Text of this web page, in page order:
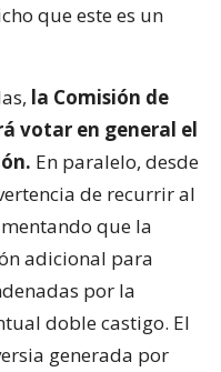
que este es un
la Comisión de
votar en general el
En paralelo, desde
de recurrir al
que la
adicional para
por la
doble castigo. El
generada por